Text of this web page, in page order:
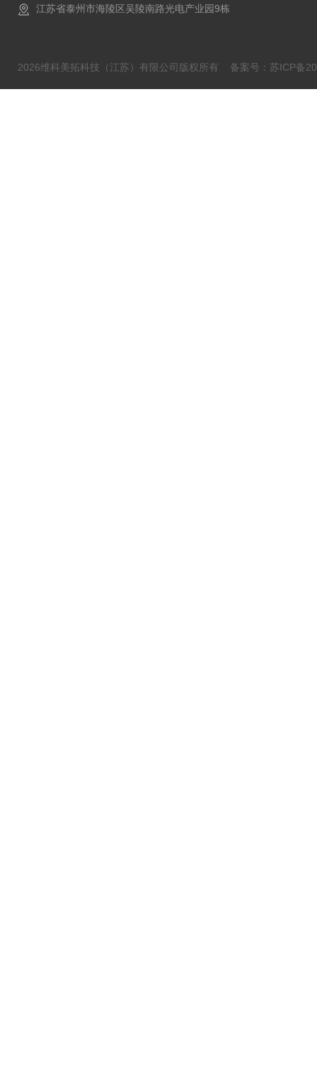
江苏省泰州市海陵区吴陵南路光电产业园9栋
2026维科美拓科技（江苏）有限公司版权所有 备案号：苏ICP备